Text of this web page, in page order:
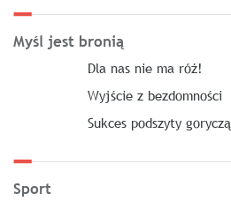
Myśl jest bronią
Dla nas nie ma róż!
Wyjście z bezdomności
Sukces podszyty goryczą
Sport